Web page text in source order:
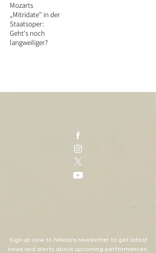
Mozarts
„Mitridate" in der
Staatsoper:
Geht's noch
langweiliger?
Sign up now to Nikola's newsletter to get latest
news and alerts about upcoming performances.